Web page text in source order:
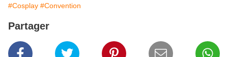
#Cosplay #Convention
Partager